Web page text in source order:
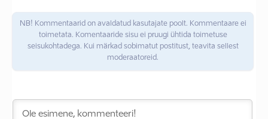
NB! Kommentaarid on avaldatud kasutajate poolt. Kommentaare ei
toimetata. Komentaaride sisu ei pruugi ühtida toimetuse
seisukohtadega. Kui märkad sobimatut postitust, teavita sellest
moderaatoreid.